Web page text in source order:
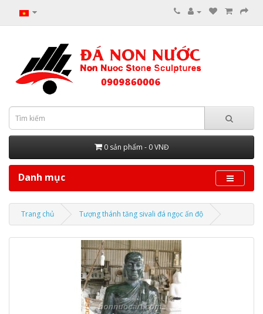
0 sản phẩm - 0 VNĐ
Danh mục
Trang chủ Tượng thánh tăng sivali đá ngọc ấn độ